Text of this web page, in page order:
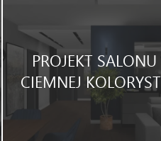
PROJEKT
CIEMNEJ